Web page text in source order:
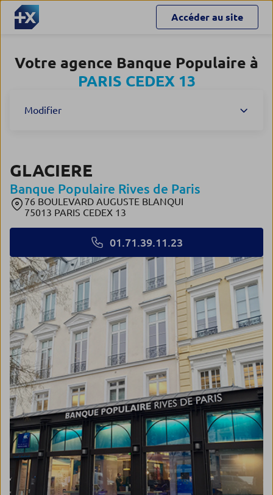
Accéder au site
Votre agence Banque Populaire à
PARIS CEDEX 13
Modifier
GLACIERE
Banque Populaire Rives de Paris
76 BOULEVARD AUGUSTE BLANQUI
75013 PARIS CEDEX 13
01.71.39.11.23